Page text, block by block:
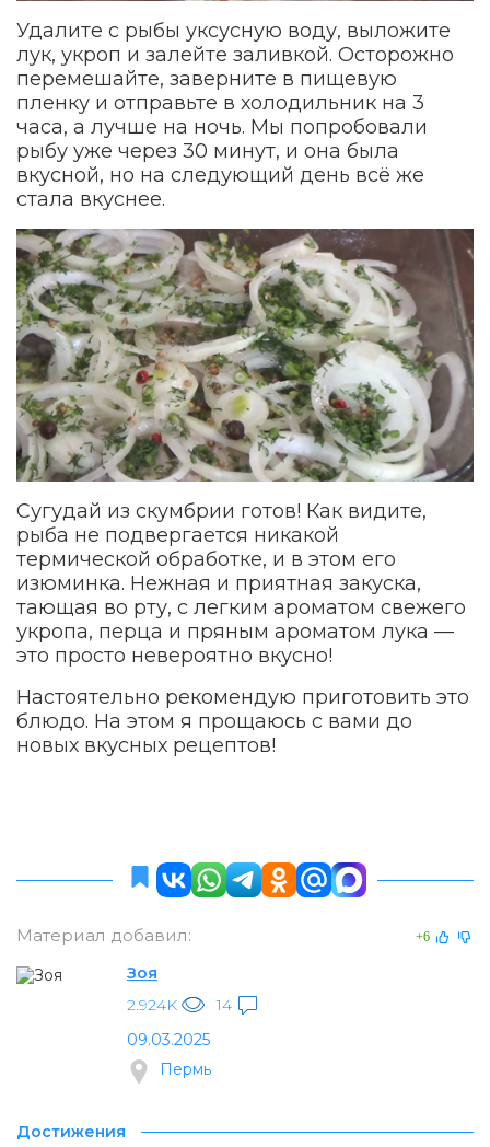
Удалите с рыбы уксусную воду, выложите
лук, укроп и залейте заливкой. Осторожно
перемешайте, заверните в пищевую
пленку и отправьте в холодильник на 3
часа, а лучше на ночь. Мы попробовали
рыбу уже через 30 минут, и она была
вкусной, но на следующий день всё же
стала вкуснее.
Сугудай из скумбрии готов! Как видите,
рыба не подвергается никакой
термической обработке, и в этом его
изюминка. Нежная и приятная закуска,
тающая во рту, с легким ароматом свежего
укропа, перца и пряным ароматом лука —
это просто невероятно вкусно!
Настоятельно рекомендую приготовить это
блюдо. На этом я прощаюсь с вами до
новых вкусных рецептов!
Материал добавил: +6
Зоя
2.924K
14
09.03.2025
Пермь
Достижения